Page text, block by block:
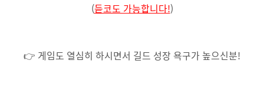
(듣코도 가능합니다!)
👉 게임도 열심히 하시면서 길드 성장 욕구가 높으신분!